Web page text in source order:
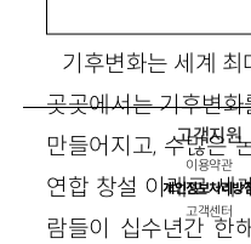
기후변화는 세계 최
곳곳에서는 기후변
만들어지고, 수많은
연합 창설 이래로 세
람들이 십수년간 한
고객지원
이용약관
개인정보처리방
고객센터